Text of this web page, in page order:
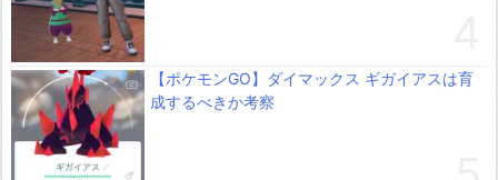
【ポケモンGO】ダイマックス ギガイアスは育
成するべきか考察